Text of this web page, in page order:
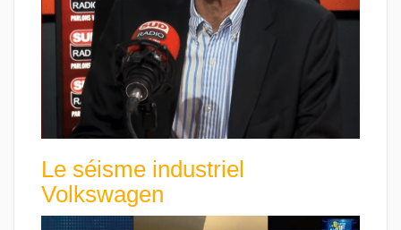
Le séisme industriel
Volkswagen